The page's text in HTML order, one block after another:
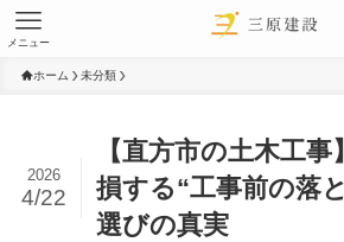
メニュー
ホーム 未分類
【直方市の土木工
損する“工事前の落
選びの真実
2026
4/22